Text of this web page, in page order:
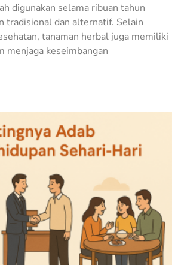
digunakan selama ribuan tahun
tradisional dan alternatif. Selain
tanaman herbal juga memiliki
menjaga keseimbangan